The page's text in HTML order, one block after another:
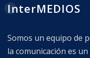
InterMEDIOS
Somos un equipo de
la comunicación es